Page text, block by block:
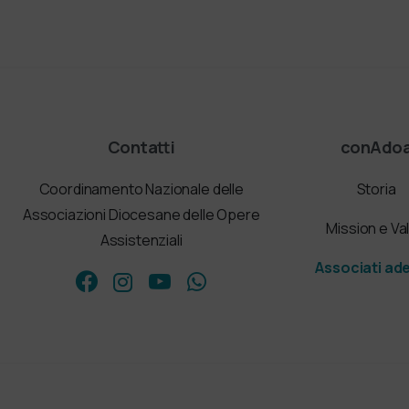
Contatti
Coordinamento Nazionale delle
Associazioni Diocesane delle Opere
Assistenziali
Storia
Mission e
Associati